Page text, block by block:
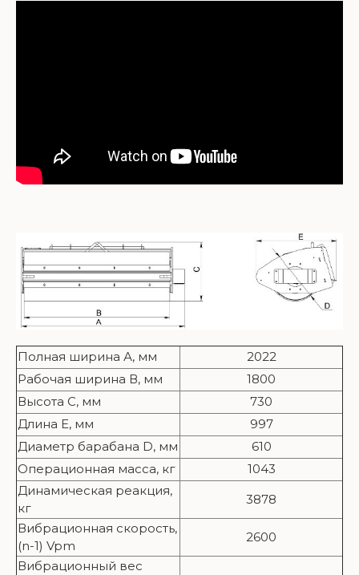
Полная ширина А, мм
2022
Рабочая ширина В, мм
1800
Высота С, мм
730
Длина E, мм
997
Диаметр барабана D, мм
610
Операционная масса, кг
1043
Динамическая реакция,
кг
3878
Вибрационная скорость,
(n-1) Vpm
2600
Вибрационный вес